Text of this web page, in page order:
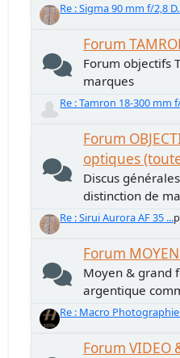
Re : Sigma 90 mm f/2,8
Forum
Forum objectifs
marques
Re : Tamron 18-300 mm
Forum
optiques
Discus
distinction de
Re : Sirui Aurora AF 35 ...
Forum
Moyen & grand
argentique
Re : Macro Photographie
Forum VIDEO